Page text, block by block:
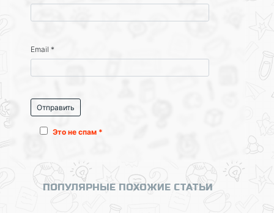
Email *
Это не спам *
ПОПУЛЯРНЫЕ ПОХОЖИЕ СТАТЬИ